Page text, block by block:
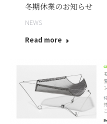
冬期休業のお知らせ
NEWS
Read more